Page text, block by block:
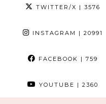
TWITTER/X | 3576
INSTAGRAM | 20991
FACEBOOK | 759
YOUTUBE | 2360